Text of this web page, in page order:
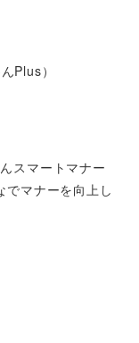
Plus）
スマートマナー
でマナーを向上し